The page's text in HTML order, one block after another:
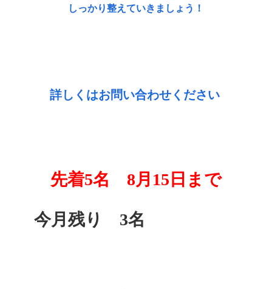
しっかり整えていきましょう！
詳しくはお問い合わせください
先着5名 8月15日まで
今月残り 3名